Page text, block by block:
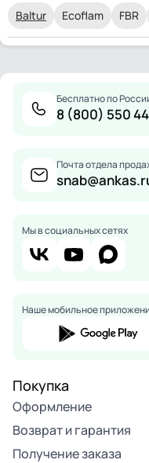
Baltur Ecoflam FBR
Бесплатно по
8 (800) 550
Почта отдела
Мы в социальных сетях
Наше мобильное
Покупка
Оформление
Возврат и гарантия
Получение заказа